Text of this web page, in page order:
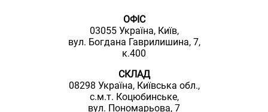
ОФІС
03055 Україна, Київ,
вул. Богдана Гаврилишина, 7,
к.400
СКЛАД
08298 Україна, Київська обл.,
с.м.т. Коцюбинське,
вул. Пономарьова, 7